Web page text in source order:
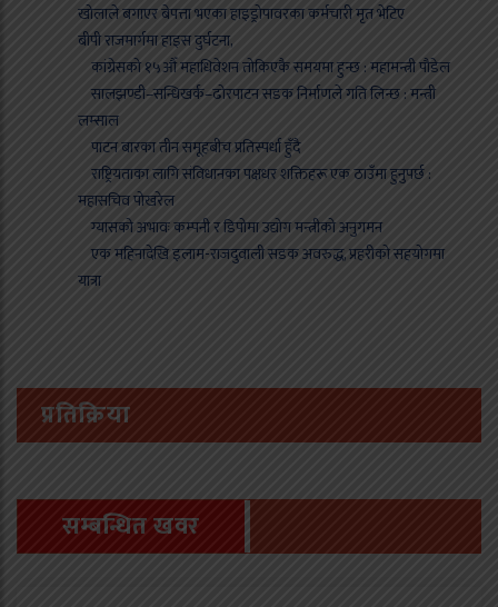
खोलाले बगाएर बेपत्ता भएका हाइड्रोपावरका कर्मचारी मृत भेटिए
बीपी राजमार्गमा हाइस दुर्घटना,
कांग्रेसको १५औँ महाधिवेशन तोकिएकै समयमा हुन्छ : महामन्त्री पौडेल
सालझण्डी–सन्धिखर्क–ढोरपाटन सडक निर्माणले गति लिन्छ : मन्त्री
लम्साल
पाटन बारका तीन समूहबीच प्रतिस्पर्धा हुँदै
राष्ट्रियताका लागि संविधानका पक्षधर शक्तिहरू एक ठाउँमा हुनुपर्छ :
महासचिव पोखरेल
ग्यासको अभावः कम्पनी र डिपोमा उद्योग मन्त्रीको अनुगमन
एक महिनादेखि इलाम-राजदुवाली सडक अवरुद्ध, प्रहरीको सहयोगमा
यात्रा
प्रतिक्रिया
सम्बन्धित खवर